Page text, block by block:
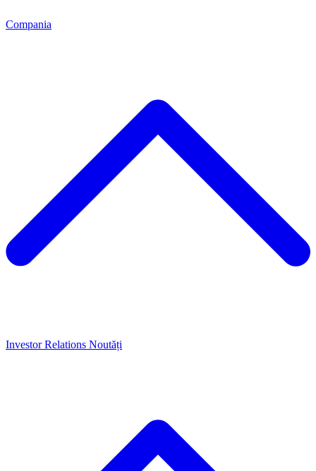
Compania
Investor Relations Noutăți